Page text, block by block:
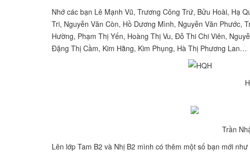
Nhớ các bạn Lê Mạnh Vũ, Trương Công Trứ, Bửu Hoài, Hạ
Tri, Nguyễn Văn Còn, Hồ Dương Mình, Nguyễn Văn Phước,
Hường, Phạm Thị Yến, Hoàng Thị Vu, Đỗ Thi Chi Viên,
Đặng Thị Cầm, Kim Hằng, Kim Phụng, Hà Thị Phương Lan…
Trần
Lên lớp Tam B2 và Nhị B2 mình có thêm một số bạn mới